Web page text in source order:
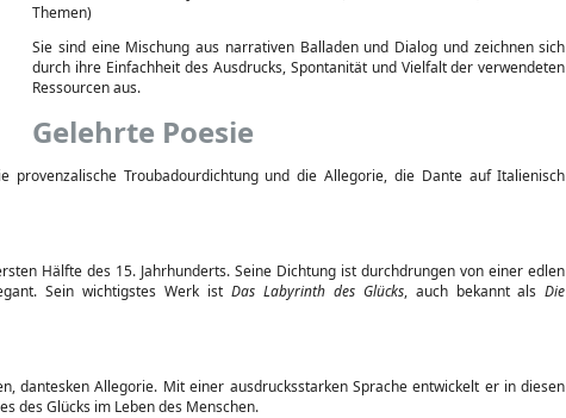
Themen)
Sie sind eine Mischung aus narrativen Balladen und Dialog und zeichnen sich
durch ihre Einfachheit des Ausdrucks, Spontanität und Vielfalt der verwendeten
Ressourcen aus.
Gelehrte Poesie
provenzalische Troubadourdichtung und die Allegorie, die Dante auf Italienisch
Hälfte des 15. Jahrhunderts. Seine Dichtung ist durchdrungen von einer edlen
Sein wichtigstes Werk istDas Labyrinth des Glücks, auch bekannt alsDie
dantesken Allegorie. Mit einer ausdrucksstarken Sprache entwickelt er in diesen
des Glücks im Leben des Menschen.